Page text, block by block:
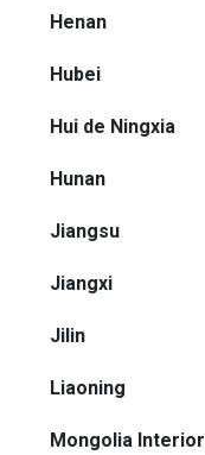
Henan
Hubei
Hui de Ningxia
Hunan
Jiangsu
Jiangxi
Jilin
Liaoning
Mongolia Interior